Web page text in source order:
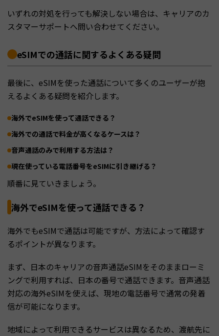
いずれの対処を行っても解決しない場合は、キャリアのカ
スタマーサポートへ問い合わせてください。
eSIMでの通話に関するよくある疑問
最後に、eSIMを使った通話について多くのユーザーが抱
えるよくある疑問を紹介します。
海外でeSIMを使って通話できる？
海外での通話で料金が高くなるケースは？
音声通話のみで利用する方法は？
現在使っている電話番号をeSIMに引き継げる？
順番に見ていきましょう。
海外でeSIMを使って通話できる？
海外でもeSIMで通話は可能ですが、方法によって確認す
るポイントが異なります。
まず、日本のキャリアの音声通話eSIMをそのままローミ
ングで利用すれば、日本の番号で通話できます。音声通話
対応の海外eSIMを使えば、現地の電話番号で通常の発着
信が可能になります。
地域によって利用できるサービスは異なるため、渡航先に